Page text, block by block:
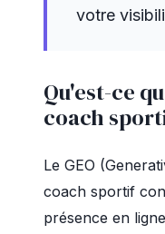
votre
Qu'est-ce
coach
Le GEO
coach sportif
présence en